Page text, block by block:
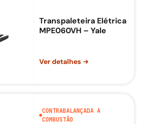
Transpaleteira Elétrica
MPE060VH – Yale
Ver detalhes
CONTRABALANÇADA A
COMBUSTÃO